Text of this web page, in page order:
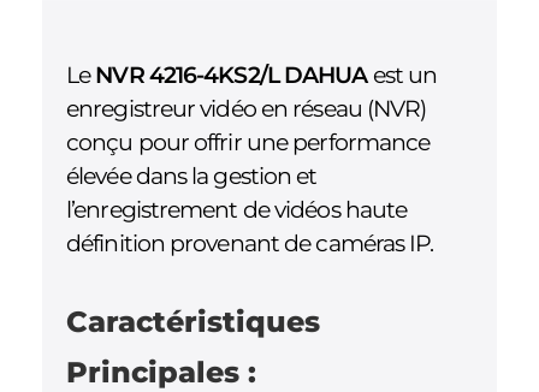
LeNVR 4216-4KS2/L DAHUAest un
enregistreur vidéo en réseau (NVR)
conçu pour offrir une performance
élevée dans la gestion et
l’enregistrement de vidéos haute
définition provenant de caméras IP.
Caractéristiques
Principales :